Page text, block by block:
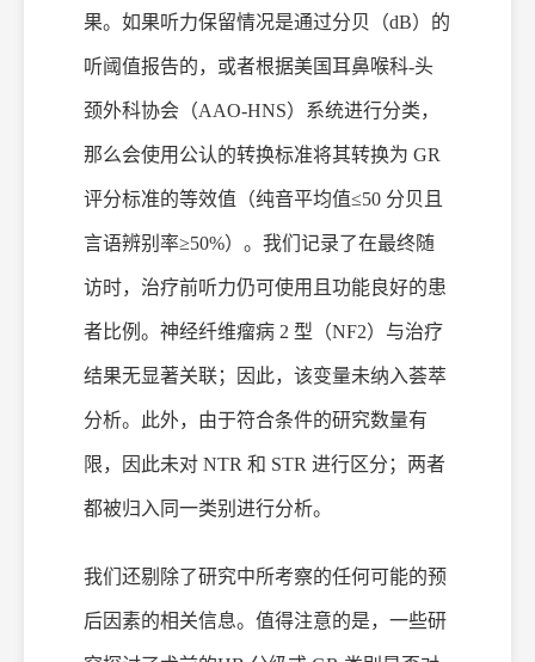
果。如果听力保留情况是通过分贝（dB）的
听阈值报告的，或者根据美国耳鼻喉科-头
颈外科协会（AAO-HNS）系统进行分类，
那么会使用公认的转换标准将其转换为 GR
评分标准的等效值（纯音平均值≤50 分贝且
言语辨别率≥50%）。我们记录了在最终随
访时，治疗前听力仍可使用且功能良好的患
者比例。神经纤维瘤病 2 型（NF2）与治疗
结果无显著关联；因此，该变量未纳入荟萃
分析。此外，由于符合条件的研究数量有
限，因此未对 NTR 和 STR 进行区分；两者
都被归入同一类别进行分析。
我们还剔除了研究中所考察的任何可能的预
后因素的相关信息。值得注意的是，一些研